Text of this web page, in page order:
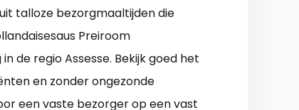
talloze bezorgmaaltijden die
Preiroom
de regio Assesse. Bekijk goed het
en zonder ongezonde
een vaste bezorger op een vast